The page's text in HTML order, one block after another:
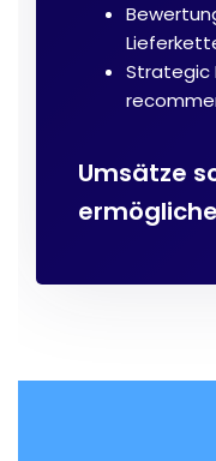
Strategic
Umsätze